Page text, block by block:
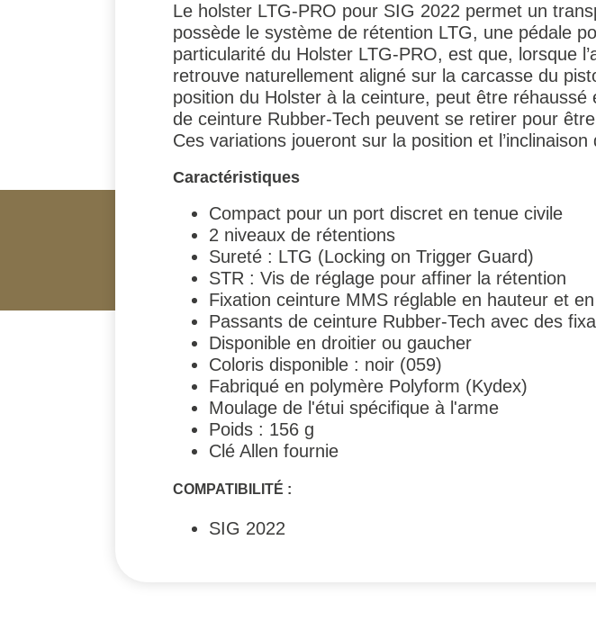
Le holster LTG-PRO pour SIG 2022 permet un
possède le système de rétention LTG, une pédale
particularité du Holster LTG-PRO, est que, lorsque
retrouve naturellement aligné sur la carcasse du
position du Holster à la ceinture, peut être
de ceinture Rubber-Tech peuvent se retirer pour
Ces variations joueront sur la position et
Caractéristiques
Compact pour un port discret en tenue civile
2 niveaux de rétentions
Sureté : LTG (Locking on Trigger Guard)
STR : Vis de réglage pour affiner la rétention
Fixation ceinture MMS réglable en hauteur et
Passants de ceinture Rubber-Tech avec des
Disponible en droitier ou gaucher
Coloris disponible : noir (059)
Fabriqué en polymère Polyform (Kydex)
Moulage de l'étui spécifique à l'arme
Poids : 156 g
Clé Allen fournie
COMPATIBILITÉ :
SIG 2022